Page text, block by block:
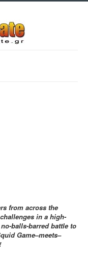
from across the
in a high-
balls-barred battle to
Game–meets–